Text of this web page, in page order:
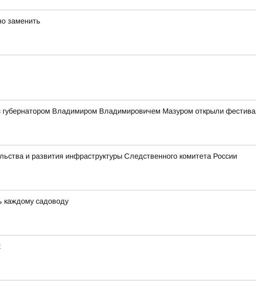
заменить
Владимиром Владимировичем Мазуром открыли
и развития инфраструктуры Следственного комитета России
каждому садоводу